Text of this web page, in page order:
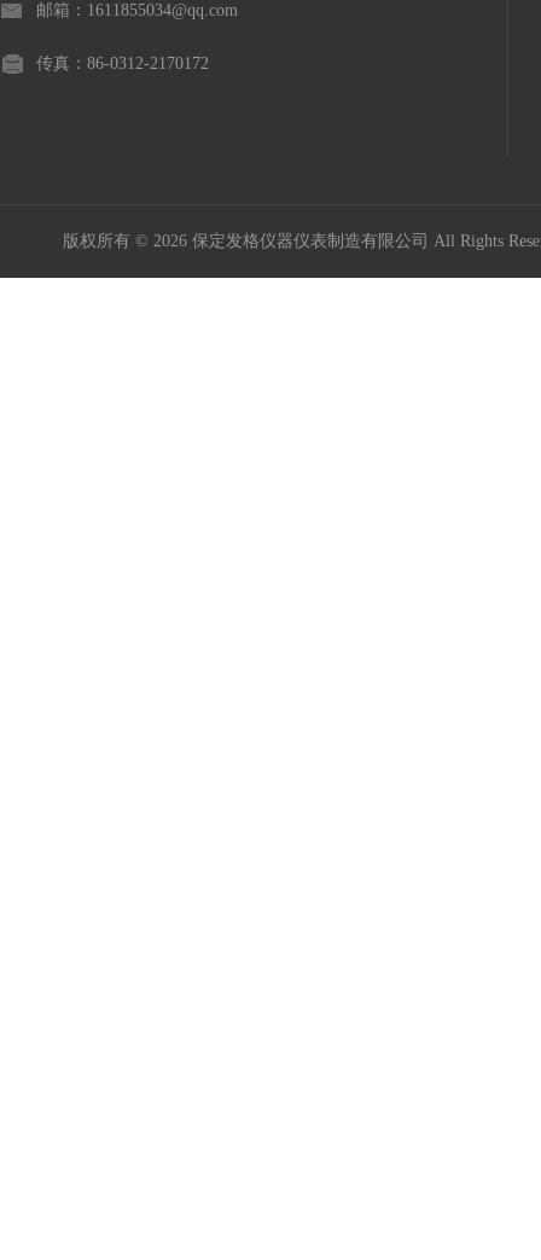
邮箱：1611855034@qq.com
传真：86-0312-2170172
版权所有 © 2026 保定发格仪器仪表制造有限公司 All Rights